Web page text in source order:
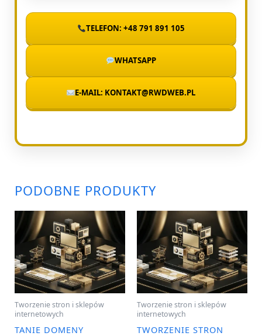
TELEFON: +48 791 891 105
WHATSAPP
E-MAIL: KONTAKT@RWDWEB.PL
PODOBNE PRODUKTY
Tworzenie stron i sklepów
internetowych
TANIE DOMENY
Tworzenie stron i sklepów
internetowych
TWORZENIE STRON